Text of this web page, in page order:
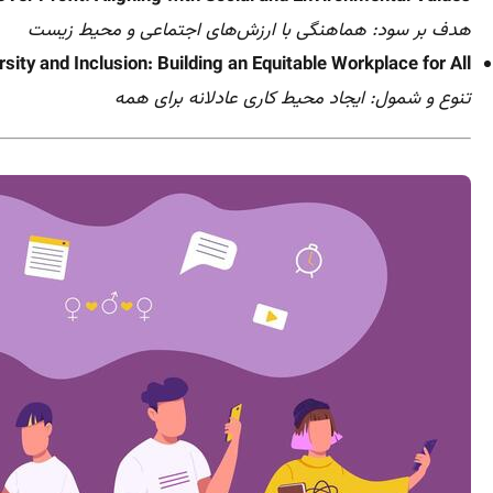
هدف بر سود: هماهنگی با ارزش‌های اجتماعی و محیط زیست
and Inclusion: Building an Equitable Workplace for All
تنوع و شمول: ایجاد محیط کاری عادلانه برای همه